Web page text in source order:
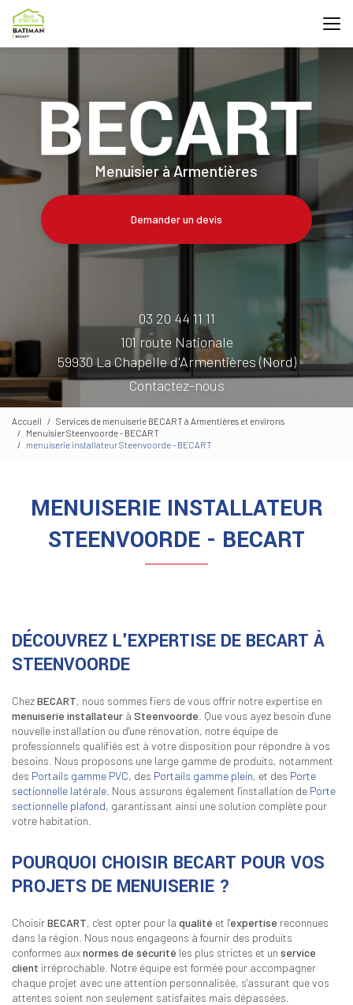
contenu
Menuisier à Armentières
Demander un devis
03 20 44 11 11
101 route Nationale
59930 La Chapelle d'Armentières (Nord)
Contactez-nous
Accueil
Services de menuiserie BECART à Armentières et environs
Menuisier Steenvoorde - BECART
menuiserie installateur Steenvoorde - BECART
MENUISERIE INSTALLATEUR
STEENVOORDE - BECART
DÉCOUVREZ L'EXPERTISE DE BECART À
STEENVOORDE
ChezBECART, nous sommes fiers de vous offrir notre expertise en
menuiserie installateur à Steenvoorde . Que vous ayez besoin d'une
nouvelle installation ou d'une rénovation, notre équipe de
professionnels qualifiés est à votre disposition pour répondre à vos
besoins. Nous proposons une large gamme de produits, notamment
des Portails gamme PVC, des Portails gamme plein, et des Porte
sectionnelle latérale . Nous assurons également l'installation de Porte
sectionnelle plafond, garantissant ainsi une solution complète pour
votre habitation.
POURQUOI CHOISIR BECART POUR VOS
PROJETS DE MENUISERIE ?
ChoisirBECART, c'est opter pour la qualité et l'expertise reconnues
dans la région. Nous nous engageons à fournir des produits
conformes auxnormes de sécurité les plus strictes et un service
client irréprochable. Notre équipe est formée pour accompagner
chaque projet avec une attention personnalisée, s'assurant que vos
attentes soient non seulement satisfaites mais dépassées.